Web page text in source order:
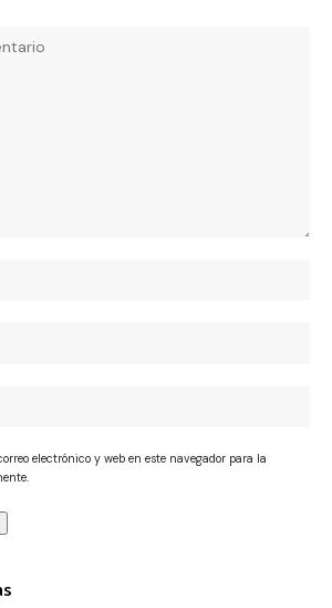
electrónico y web en este navegador para la